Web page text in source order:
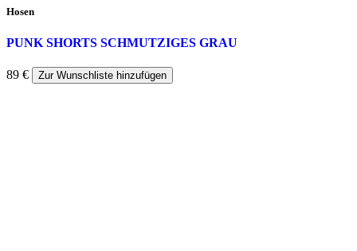
Hosen
PUNK SHORTS SCHMUTZIGES GRAU
89 € Zur Wunschliste hinzufügen